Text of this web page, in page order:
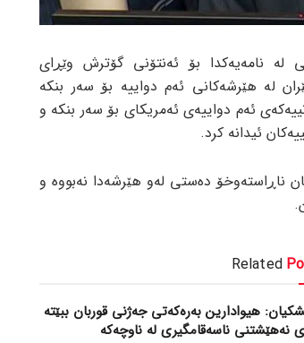
نامەیەکدا بۆ ئەنتۆنی گۆترش وێڕای
لە هێرشەکانی ئەم دواییە بۆ سەر بنکە
ئەم دواییەی ئەمریکای بۆ سەر بنکە و
ئیدانە کرد.
ناڕاستەوخۆ دەستی لەو هێرشەدا نەبووە و
Related
هیوادارین بەرەکەتی جەژنی قوربان ببێتە
نەهێشتنی ناسەقامگیری لە ناوچەکە